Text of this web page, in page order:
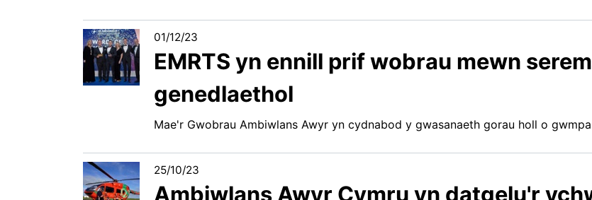
01/12/23
EMRTS yn ennill prif wobrau mewn
genedlaethol
Mae'r Gwobrau Ambiwlans Awyr yn cydnabod y gwasanaeth gorau holl o
25/10/23
Ambiwlans Awyr Cymru yn datgelu'r